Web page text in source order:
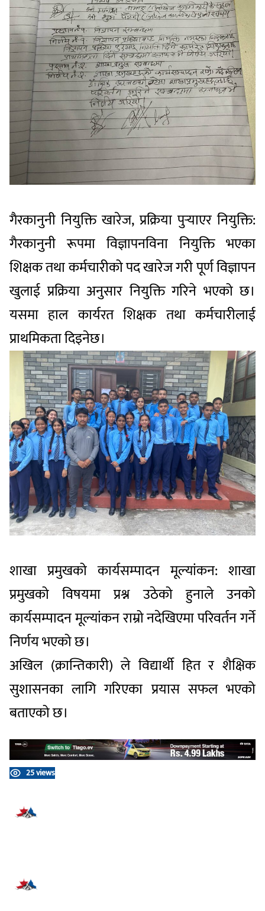
गैरकानुनी नियुक्ति खारेज, प्रक्रिया पुर्‍याएर नियुक्ति:
गैरकानुनी रूपमा विज्ञापनविना नियुक्ति भएका
शिक्षक तथा कर्मचारीको पद खारेज गरी पूर्ण विज्ञापन
खुलाई प्रक्रिया अनुसार नियुक्ति गरिने भएको छ।
यसमा हाल कार्यरत शिक्षक तथा कर्मचारीलाई
प्राथमिकता दिइनेछ।
शाखा प्रमुखको कार्यसम्पादन मूल्यांकन: शाखा
प्रमुखको विषयमा प्रश्न उठेको हुनाले उनको
कार्यसम्पादन मूल्यांकन राम्रो नदेखिएमा परिवर्तन गर्ने
निर्णय भएको छ।
अखिल (क्रान्तिकारी) ले विद्यार्थी हित र शैक्षिक
सुशासनका लागि गरिएका प्रयास सफल भएको
बताएको छ।
25 views